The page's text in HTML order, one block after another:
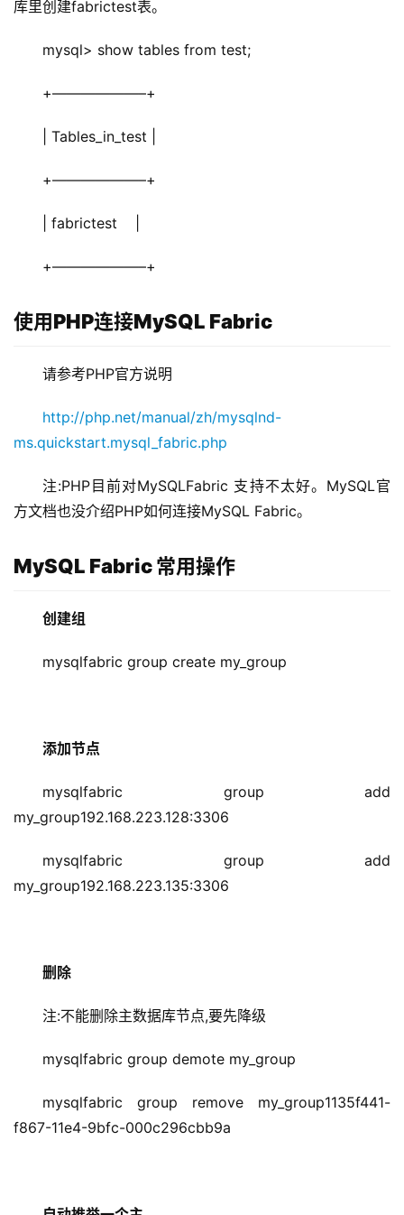
库里创建fabrictest表。
mysql> show tables from test;
+——————–+
| Tables_in_test |
+——————–+
| fabrictest    |
+——————–+
使用PHP连接MySQL Fabric
请参考PHP官方说明
http://php.net/manual/zh/mysqlnd-
ms.quickstart.mysql_fabric.php
注:PHP目前对MySQLFabric 支持不太好。MySQL官
方文档也没介绍PHP如何连接MySQL Fabric。
MySQL Fabric 常用操作
创建组
mysqlfabric group create my_group
添加节点
mysqlfabric group add
my_group192.168.223.128:3306
mysqlfabric group add
my_group192.168.223.135:3306
删除
注:不能删除主数据库节点,要先降级
mysqlfabric group demote my_group
mysqlfabric group remove my_group1135f441-
f867-11e4-9bfc-000c296cbb9a